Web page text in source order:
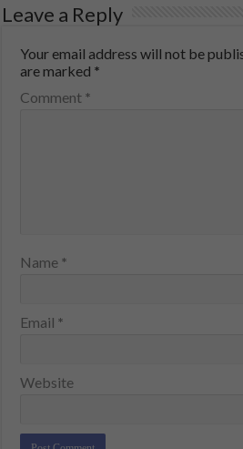
Leave a Reply
Your email address will not be
are marked *
Comment *
Name *
Email *
Website